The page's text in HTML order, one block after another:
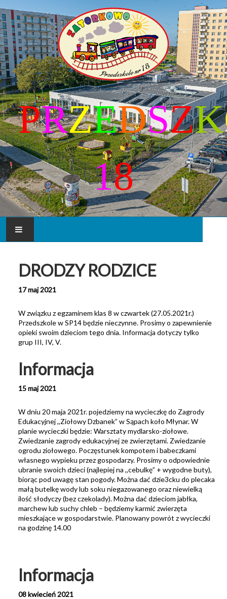
PRZEDSZK
18
NASZE PRZEDSZKOLE
GALERIA
DRODZY RODZICE
17 maj 2021
W związku z egzaminem klas 8 w czwartek (27.05.2021r.)
Przedszkole w SP14 będzie nieczynne. Prosimy o zapewnienie
opieki swoim dzieciom tego dnia. Informacja dotyczy tylko
grup III, IV, V.
Informacja
15 maj 2021
W dniu 20 maja 2021r. pojedziemy na wycieczkę do Zagrody
Edukacyjnej ,,Ziołowy Dzbanek” w Sąpach koło Młynar. W
planie wycieczki będzie: Warsztaty mydlarsko-ziołowe.
Zwiedzanie zagrody edukacyjnej ze zwierzętami. Zwiedzanie
ogrodu ziołowego. Poczęstunek kompotem i babeczkami
własnego wypieku przez gospodarzy. Prosimy o odpowiednie
ubranie swoich dzieci (najlepiej na ,,cebulkę” + wygodne buty),
biorąc pod uwagę stan pogody. Można dać dzie3cku do plecaka
małą butelkę wody lub soku niegazowanego oraz niewielką
ilość słodyczy (bez czekolady). Można dać dzieciom jabłka,
marchew lub suchy chleb – będziemy karmić zwierzęta
mieszkające w gospodarstwie. Planowany powrót z wycieczki
na godzinę 14.00
Informacja
08 kwiecień 2021